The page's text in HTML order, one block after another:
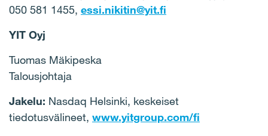
050 581 1455, essi.nikitin@yit.fi
YIT Oyj
Tuomas Mäkipeska
Talousjohtaja
Jakelu: Nasdaq Helsinki, keskeiset
tiedotusvälineet, www.yitgroup.com/fi